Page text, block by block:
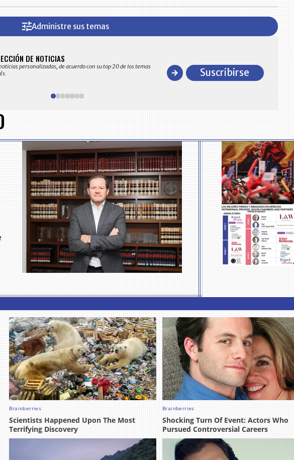
Administre sus temas
DE NOTICIAS
personalizadas, de acuerdo con su top 20 de los temas
comportamiento general y detallado de las 10.000
en ventas en ColombiaSuscribirse